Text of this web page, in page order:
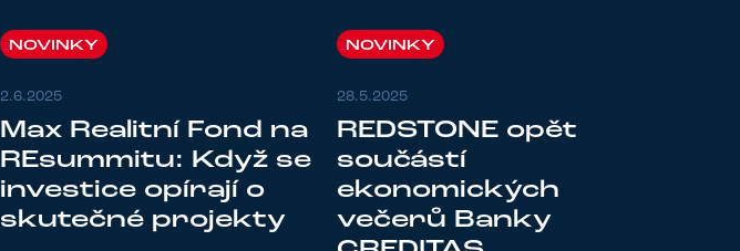
NOVINKY
2.6.2025
Max Realitní Fond na
REsummitu: Když se
investice opírají o
skutečné projekty
NOVINKY
28.5.2025
REDSTONE opět
součástí
ekonomických
večerů Banky